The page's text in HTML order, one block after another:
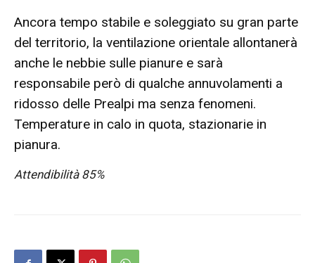
Ancora tempo stabile e soleggiato su gran parte
del territorio, la ventilazione orientale allontanerà
anche le nebbie sulle pianure e sarà
responsabile però di qualche annuvolamenti a
ridosso delle Prealpi ma senza fenomeni.
Temperature in calo in quota, stazionarie in
pianura.
Attendibilità 85%